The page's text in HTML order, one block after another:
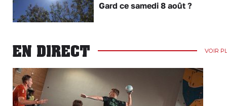
Gard ce samedi 8 août ?
EN DIRECT VOIR